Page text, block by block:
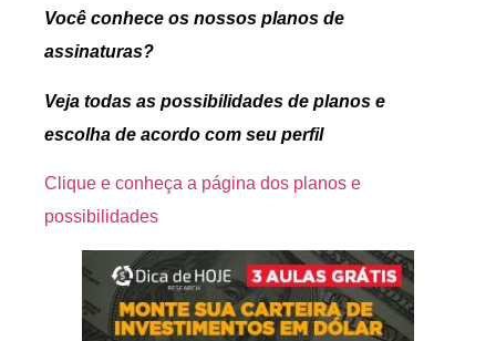
Você conhece os nossos planos de
assinaturas?
Veja todas as possibilidades de planos e
escolha de acordo com seu perfil
Clique e conheça a página dos planos e
possibilidades